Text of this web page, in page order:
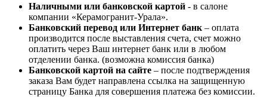
Наличными или банковской картой - в салоне
компании «Керамогранит-Урала».
Банковский перевод или Интернет банк – оплата
производится после выставления счета, счет можно
оплатить через Ваш интернет банк или в любом
отделении банка. (возможна комиссия банка)
Банковской картой на сайте – после подтверждения
заказа Вам будет направлена ссылка на защищенную
страницу Банка для совершения платежа без комиссии.